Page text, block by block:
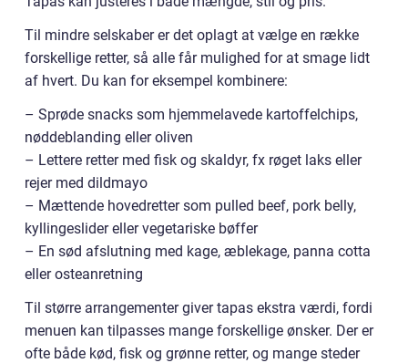
Til mindre selskaber er det oplagt at vælge en række
forskellige retter, så alle får mulighed for at smage lidt
af hvert. Du kan for eksempel kombinere:
– Sprøde snacks som hjemmelavede kartoffelchips,
nøddeblanding eller oliven
– Lettere retter med fisk og skaldyr, fx røget laks eller
rejer med dildmayo
– Mættende hovedretter som pulled beef, pork belly,
kyllingeslider eller vegetariske bøffer
– En sød afslutning med kage, æblekage, panna cotta
eller osteanretning
Til større arrangementer giver tapas ekstra værdi, fordi
menuen kan tilpasses mange forskellige ønsker. Der er
ofte både kød, fisk og grønne retter, og mange steder